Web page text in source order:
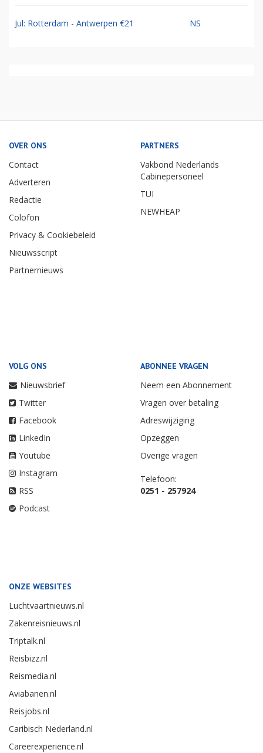
Jul: Rotterdam - Antwerpen €21 NS
OVER ONS
Contact
Adverteren
Redactie
Colofon
Privacy & Cookiebeleid
Nieuwsscript
Partnernieuws
PARTNERS
Vakbond Nederlands
Cabinepersoneel
TUI
NEWHEAP
VOLG ONS
Nieuwsbrief
Twitter
Facebook
LinkedIn
Youtube
Instagram
RSS
Podcast
ABONNEE VRAGEN
Neem een Abonnement
Vragen over betaling
Adreswijziging
Opzeggen
Overige vragen
Telefoon:
0251 - 257924
ONZE WEBSITES
Luchtvaartnieuws.nl
Zakenreisnieuws.nl
Triptalk.nl
Reisbizz.nl
Reismedia.nl
Aviabanen.nl
Reisjobs.nl
Caribisch Nederland.nl
Careerexperience.nl